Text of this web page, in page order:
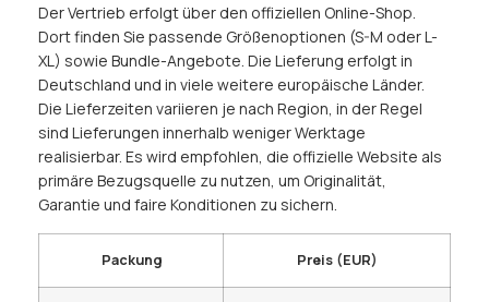
Der Vertrieb erfolgt über den offiziellen Online-Shop.
Dort finden Sie passende Größenoptionen (S-M oder L-
XL) sowie Bundle-Angebote. Die Lieferung erfolgt in
Deutschland und in viele weitere europäische Länder.
Die Lieferzeiten variieren je nach Region, in der Regel
sind Lieferungen innerhalb weniger Werktage
realisierbar. Es wird empfohlen, die offizielle Website als
primäre Bezugsquelle zu nutzen, um Originalität,
Garantie und faire Konditionen zu sichern.
Packung Preis (EUR)